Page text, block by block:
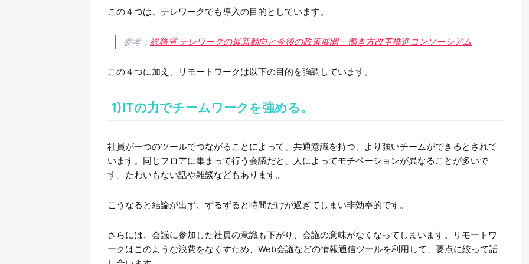
この４つは、テレワークでも導入の目的としています。
参考： 総務省 テレワークの最新動向と今後の政策展開 – 働き方改革推進コンソーシアム
この４つに加え、リモートワークは以下の目的を強調しています。
1)ITの力でチームワークを強める。
社員が一つのツールでつながることによって、共通意識を持つ、より強いチームができるとされて
います。同じフロアに集まって行う会議だと、人によってモチベーションが異なることが多いで
す。たわいもない話や雑談などもあります。
こうなると結論が出ず、ずるずると時間だけが過ぎてしまい非効率的です。
さらには、会議に参加した社員の意識も下がり、会議の意味がなくなってしまいます。リモートワ
ークはこのような浪費をなくすため、Web会議などの情報通信ツールを利用して、要点に絞って話